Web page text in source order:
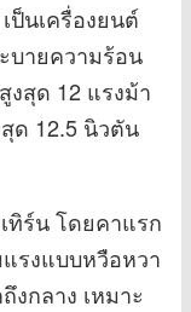
ป็นเครื่องยนต์
บายความร้อน
งสุด 12 แรงม้า
ด 12.5 นิวตัน
ทิร์น โดยคาแรก
รงแบบหวือหวา
กลาง เหมาะ